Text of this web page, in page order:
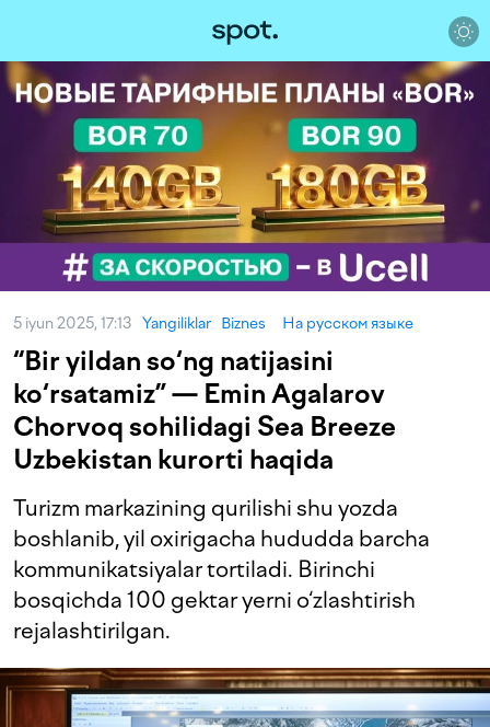
5 iyun 2025, 17:13 Yangiliklar Biznes На русском языке
“Bir yildan so‘ng natijasini
ko‘rsatamiz” — Emin Agalarov
Chorvoq sohilidagi Sea Breeze
Uzbekistan kurorti haqida
Turizm markazining qurilishi shu yozda
boshlanib, yil oxirigacha hududda barcha
kommunikatsiyalar tortiladi. Birinchi
bosqichda 100 gektar yerni o‘zlashtirish
rejalashtirilgan.